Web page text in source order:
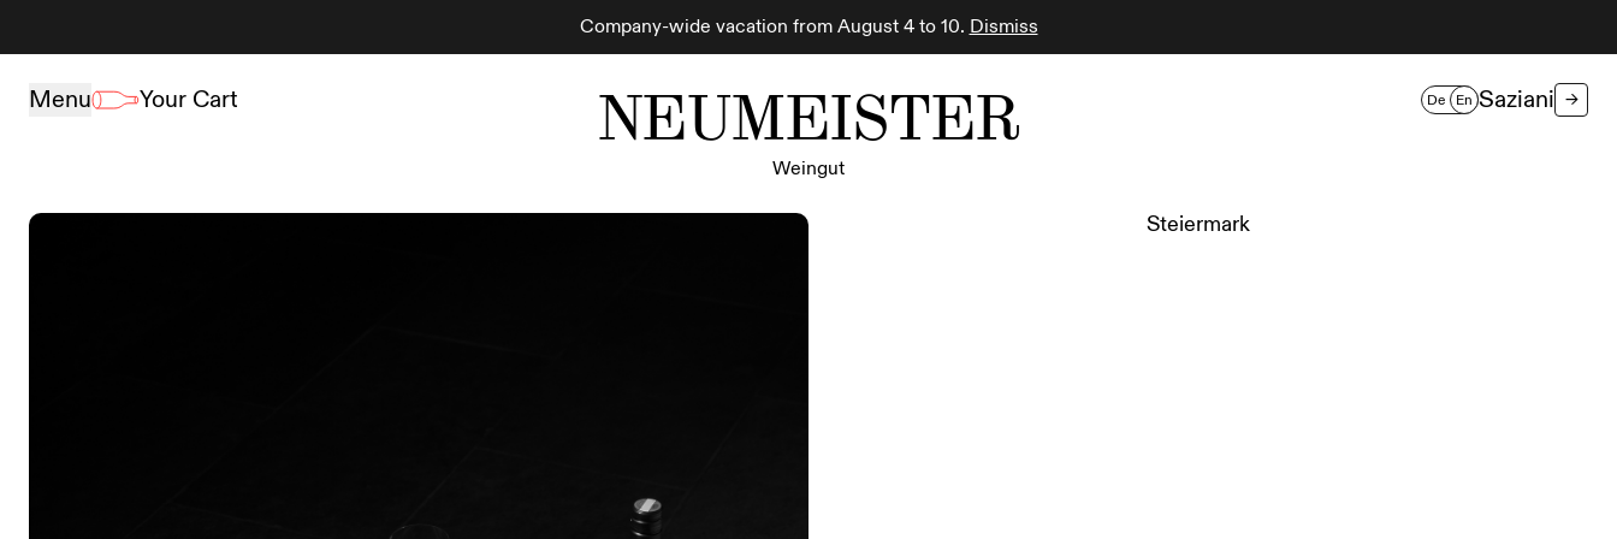
Company-wide vacation from August 4 to 10. Dismiss
Menu Your Cart NEUMEISTER
Weingut
De En Saziani →
Steiermark